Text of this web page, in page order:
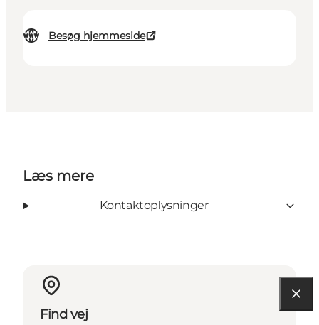
Besøg hjemmeside
Læs mere
Kontaktoplysninger
Find vej